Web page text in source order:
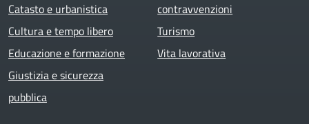
Catasto e urbanistica
Cultura e tempo libero
Educazione e formazione
Giustizia e sicurezza
pubblica
contravvenzioni
Turismo
Vita lavorativa